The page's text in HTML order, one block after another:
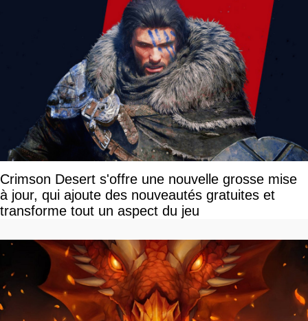
Crimson Desert s'offre une nouvelle grosse mise
à jour, qui ajoute des nouveautés gratuites et
transforme tout un aspect du jeu